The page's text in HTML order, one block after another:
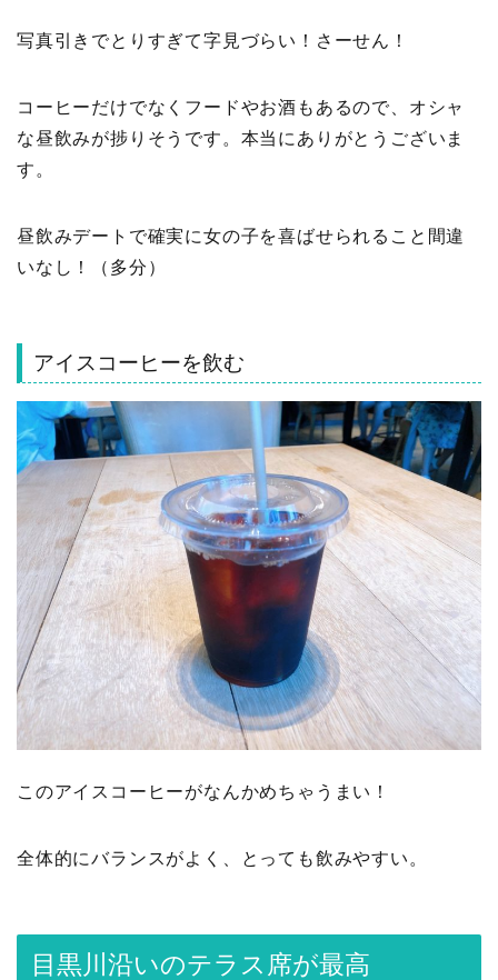
写真引きでとりすぎて字見づらい！さーせん！
コーヒーだけでなくフードやお酒もあるので、オシャ
な昼飲みが捗りそうです。本当にありがとうございま
す。
昼飲みデートで確実に女の子を喜ばせられること間違
いなし！（多分）
アイスコーヒーを飲む
このアイスコーヒーがなんかめちゃうまい！
全体的にバランスがよく、とっても飲みやすい。
目黒川沿いのテラス席が最高